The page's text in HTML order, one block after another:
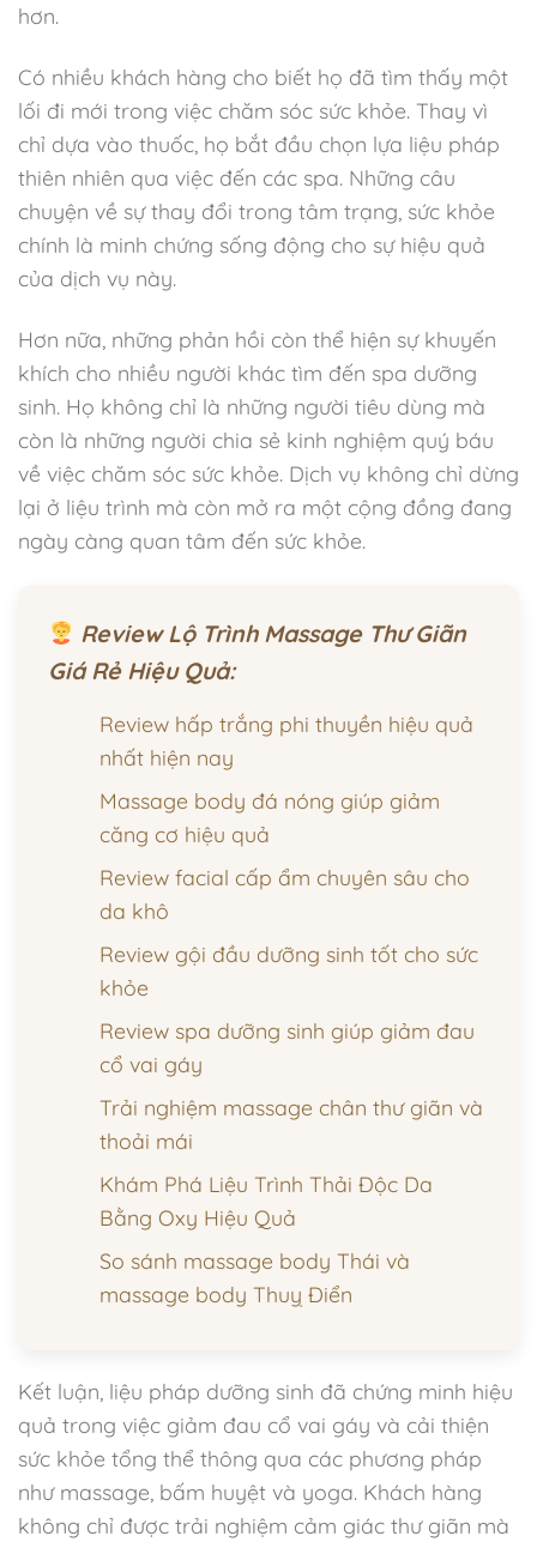
hơn.
Có nhiều khách hàng cho biết họ đã tìm thấy một
lối đi mới trong việc chăm sóc sức khỏe. Thay vì
chỉ dựa vào thuốc, họ bắt đầu chọn lựa liệu pháp
thiên nhiên qua việc đến các spa. Những câu
chuyện về sự thay đổi trong tâm trạng, sức khỏe
chính là minh chứng sống động cho sự hiệu quả
của dịch vụ này.
Hơn nữa, những phản hồi còn thể hiện sự khuyến
khích cho nhiều người khác tìm đến spa dưỡng
sinh. Họ không chỉ là những người tiêu dùng mà
còn là những người chia sẻ kinh nghiệm quý báu
về việc chăm sóc sức khỏe. Dịch vụ không chỉ dừng
lại ở liệu trình mà còn mở ra một cộng đồng đang
ngày càng quan tâm đến sức khỏe.
Review Lộ Trình Massage Thư Giãn
Giá Rẻ Hiệu Quả:
Review hấp trắng phi thuyền hiệu quả
nhất hiện nay
Massage body đá nóng giúp giảm
căng cơ hiệu quả
Review facial cấp ẩm chuyên sâu cho
da khô
Review gội đầu dưỡng sinh tốt cho sức
khỏe
Review spa dưỡng sinh giúp giảm đau
cổ vai gáy
Trải nghiệm massage chân thư giãn và
thoải mái
Khám Phá Liệu Trình Thải Độc Da
Bằng Oxy Hiệu Quả
So sánh massage body Thái và
massage body Thuỵ Điển
Kết luận, liệu pháp dưỡng sinh đã chứng minh hiệu
quả trong việc giảm đau cổ vai gáy và cải thiện
sức khỏe tổng thể thông qua các phương pháp
như massage, bấm huyệt và yoga. Khách hàng
không chỉ được trải nghiệm cảm giác thư giãn mà